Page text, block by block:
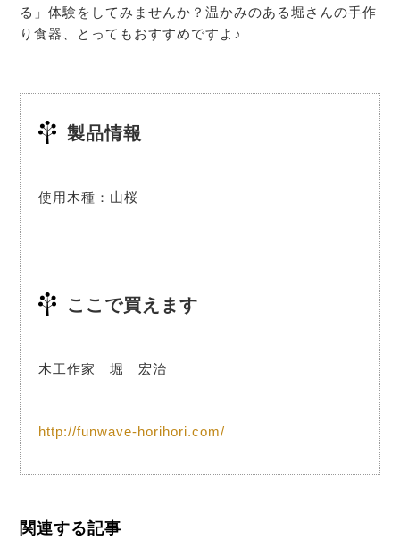
る」体験をしてみませんか？温かみのある堀さんの手作
り食器、とってもおすすめですよ♪
製品情報
使用木種：山桜
ここで買えます
木工作家 堀 宏治
http://funwave-horihori.com/
関連する記事